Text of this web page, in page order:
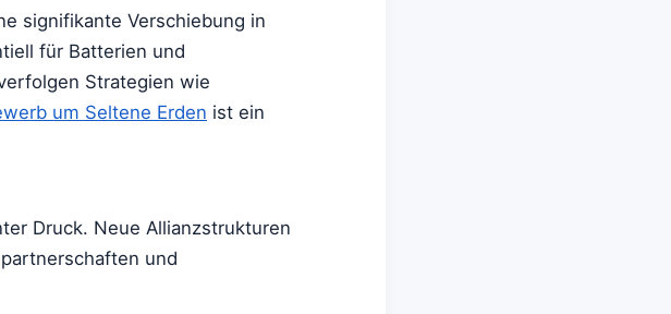
signifikante Verschiebung in
für Batterien und
Strategien wie
um Seltene Erden ist ein
Druck. Neue Allianzstrukturen
und